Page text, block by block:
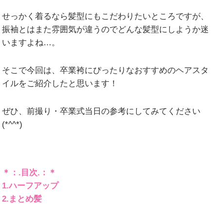
せっかく着るなら髪型にもこだわりたいところですが、
振袖とはまた雰囲気が違うのでどんな髪型にしようか迷
いますよね…。
そこで今回は、卒業袴にぴったりなおすすめのヘアスタ
イルをご紹介したと思います！
ぜひ、前撮り・卒業式当日の参考にしてみてください
(*^^*)
＊： .目次.：＊
1.ハーフアップ
2.まとめ髪